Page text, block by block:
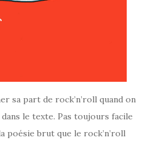
sa part de rock’n’roll quand on
le texte. Pas toujours facile
poésie brut que le rock’n’roll